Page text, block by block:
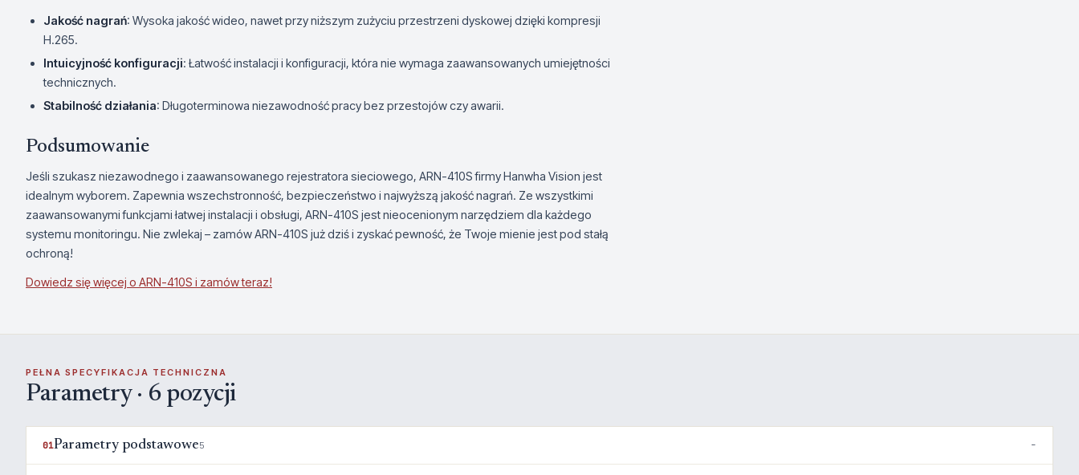
Jakość nagrań: Wysoka jakość wideo, nawet przy niższym zużyciu przestrzeni dyskowej dzięki kompresji
H.265.
Intuicyjność konfiguracji: Łatwość instalacji i konfiguracji, która nie wymaga zaawansowanych umiejętności
technicznych.
Stabilność działania: Długoterminowa niezawodność pracy bez przestojów czy awarii.
Podsumowanie
Jeśli szukasz niezawodnego i zaawansowanego rejestratora sieciowego, ARN-410S firmy Hanwha Vision jest
idealnym wyborem. Zapewnia wszechstronność, bezpieczeństwo i najwyższą jakość nagrań. Ze wszystkimi
zaawansowanymi funkcjami łatwej instalacji i obsługi, ARN-410S jest nieocenionym narzędziem dla każdego
systemu monitoringu. Nie zwlekaj – zamów ARN-410S już dziś i zyskać pewność, że Twoje mienie jest pod stałą
ochroną!
Dowiedz się więcej o ARN-410S i zamów teraz!
PEŁNA SPECYFIKACJA TECHNICZNA
Parametry · 6 pozycji
01Parametry podstawowe5